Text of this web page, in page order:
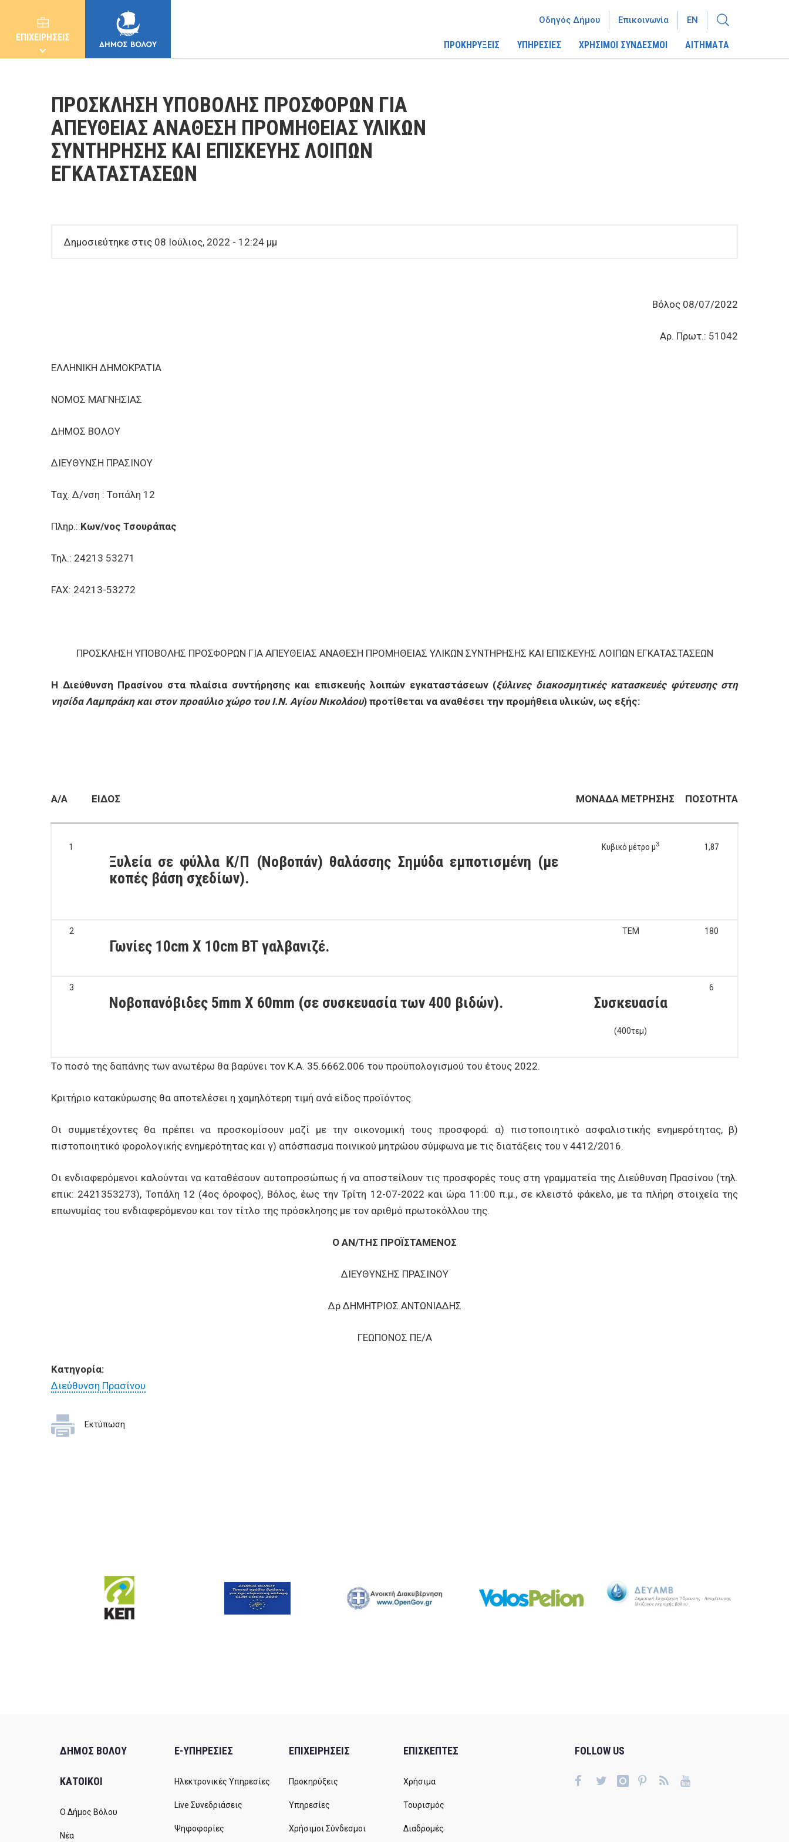
ΕΠΙΧΕΙΡΗΣΕΙΣ
ΠΡΟΚΗΡΥΞΕΙΣ ΥΠΗΡΕΣΙΕΣ ΧΡΗΣΙΜΟΙ ΣΥΝΔΕΣΜΟΙ ΑΙΤΗΜΑΤΑ
Οδηγός Δήμου Επικοινωνία EN
ΠΡΟΣΚΛΗΣΗ ΥΠΟΒΟΛΗΣ ΠΡΟΣΦΟΡΩΝ ΓΙΑ
ΑΠΕΥΘΕΙΑΣ ΑΝΑΘΕΣΗ ΠΡΟΜΗΘΕΙΑΣ ΥΛΙΚΩΝ
ΣΥΝΤΗΡΗΣΗΣ ΚΑΙ ΕΠΙΣΚΕΥΗΣ ΛΟΙΠΩΝ
ΕΓΚΑΤΑΣΤΑΣΕΩΝ
Δημοσιεύτηκε στις 08 Ιούλιος, 2022 - 12:24 μμ
Βόλος 08/07/2022
Αρ. Πρωτ.: 51042
ΕΛΛΗΝΙΚΗ ΔΗΜΟΚΡΑΤΙΑ
ΝΟΜΟΣ ΜΑΓΝΗΣΙΑΣ
ΔΗΜΟΣ ΒΟΛΟΥ
ΔΙΕΥΘΥΝΣΗ ΠΡΑΣΙΝΟΥ
Ταχ. Δ/νση : Τοπάλη 12
Πληρ.: Κων/νος Τσουράπας
Τηλ.: 24213 53271
FAX: 24213-53272
ΠΡΟΣΚΛΗΣΗ ΥΠΟΒΟΛΗΣ ΠΡΟΣΦΟΡΩΝ ΓΙΑ ΑΠΕΥΘΕΙΑΣ ΑΝΑΘΕΣΗ ΠΡΟΜΗΘΕΙΑΣ ΥΛΙΚΩΝ ΣΥΝΤΗΡΗΣΗΣ ΚΑΙ ΕΠΙΣΚΕΥΗΣ ΛΟΙΠΩΝ ΕΓΚΑΤΑΣΤΑΣΕΩΝ
Η Διεύθυνση Πρασίνου στα πλαίσια συντήρησης και επισκευής λοιπών εγκαταστάσεων (ξύλινες διακοσμητικές κατασκευές φύτευσης στη
νησίδα Λαμπράκη και στον προαύλιο χώρο του Ι.Ν. Αγίου Νικολάου) προτίθεται να αναθέσει την προμήθεια υλικών, ως εξής:
Α/Α ΕΙΔΟΣ ΜΟΝΑΔΑ ΜΕΤΡΗΣΗΣ ΠΟΣΟΤΗΤΑ
1
Ξυλεία σε φύλλα Κ/Π (Νοβοπάν) θαλάσσης Σημύδα εμποτισμένη (με
κοπές βάση σχεδίων).
Κυβικό μέτρο μ3 1,87
2
Γωνίες 10cm Χ 10cm ΒΤ γαλβανιζέ.
ΤΕΜ 180
3
Νοβοπανόβιδες 5mm X 60mm (σε συσκευασία των 400 βιδών). Συσκευασία
(400τεμ)
6
Το ποσό της δαπάνης των ανωτέρω θα βαρύνει τον Κ.Α. 35.6662.006 του προϋπολογισμού του έτους 2022.
Κριτήριο κατακύρωσης θα αποτελέσει η χαμηλότερη τιμή ανά είδος προϊόντος.
Οι συμμετέχοντες θα πρέπει να προσκομίσουν μαζί με την οικονομική τους προσφορά: α) πιστοποιητικό ασφαλιστικής ενημερότητας, β)
πιστοποιητικό φορολογικής ενημερότητας και γ) απόσπασμα ποινικού μητρώου σύμφωνα με τις διατάξεις του ν 4412/2016.
Οι ενδιαφερόμενοι καλούνται να καταθέσουν αυτοπροσώπως ή να αποστείλουν τις προσφορές τους στη γραμματεία της Διεύθυνση Πρασίνου (τηλ.
επικ: 2421353273), Τοπάλη 12 (4ος όροφος), Βόλος, έως την Τρίτη 12-07-2022 και ώρα 11:00 π.μ., σε κλειστό φάκελο, με τα πλήρη στοιχεία της
επωνυμίας του ενδιαφερόμενου και τον τίτλο της πρόσκλησης με τον αριθμό πρωτοκόλλου της.
Ο ΑΝ/ΤΗΣ ΠΡΟΪΣΤΑΜΕΝΟΣ
ΔΙΕΥΘΥΝΣΗΣ ΠΡΑΣΙΝΟΥ
Δρ ΔΗΜΗΤΡΙΟΣ ΑΝΤΩΝΙΑΔΗΣ
ΓΕΩΠΟΝΟΣ ΠΕ/Α
Κατηγορία:
Διεύθυνση Πρασίνου
Εκτύπωση
ΔΗΜΟΣ ΒΟΛΟΥ
ΚΑΤΟΙΚΟΙ
Ο Δήμος Βόλου
Νέα
E-ΥΠΗΡΕΣΙΕΣ
Ηλεκτρονικές Υπηρεσίες
Live Συνεδριάσεις
Ψηφοφορίες
ΕΠΙΧΕΙΡΗΣΕΙΣ
Προκηρύξεις
Υπηρεσίες
Χρήσιμοι Σύνδεσμοι
ΕΠΙΣΚΕΠΤΕΣ
Χρήσιμα
Τουρισμός
Διαδρομές
FOLLOW US